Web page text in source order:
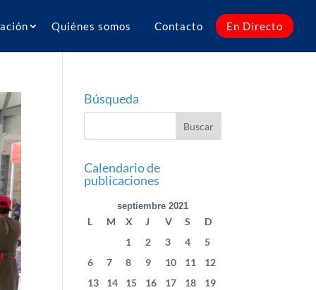
Quiénes somos Contacto En Directo
Búsqueda
Calendario de
publicaciones
septiembre 2021
L M X J V S
D
1
2 3 4
5
6
7 8 9 10 11
12
13
14 15 16 17 18
19